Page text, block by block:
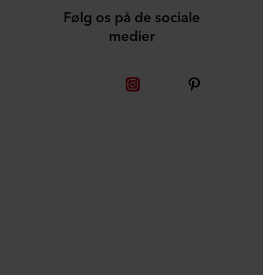
Følg os på de sociale
medier